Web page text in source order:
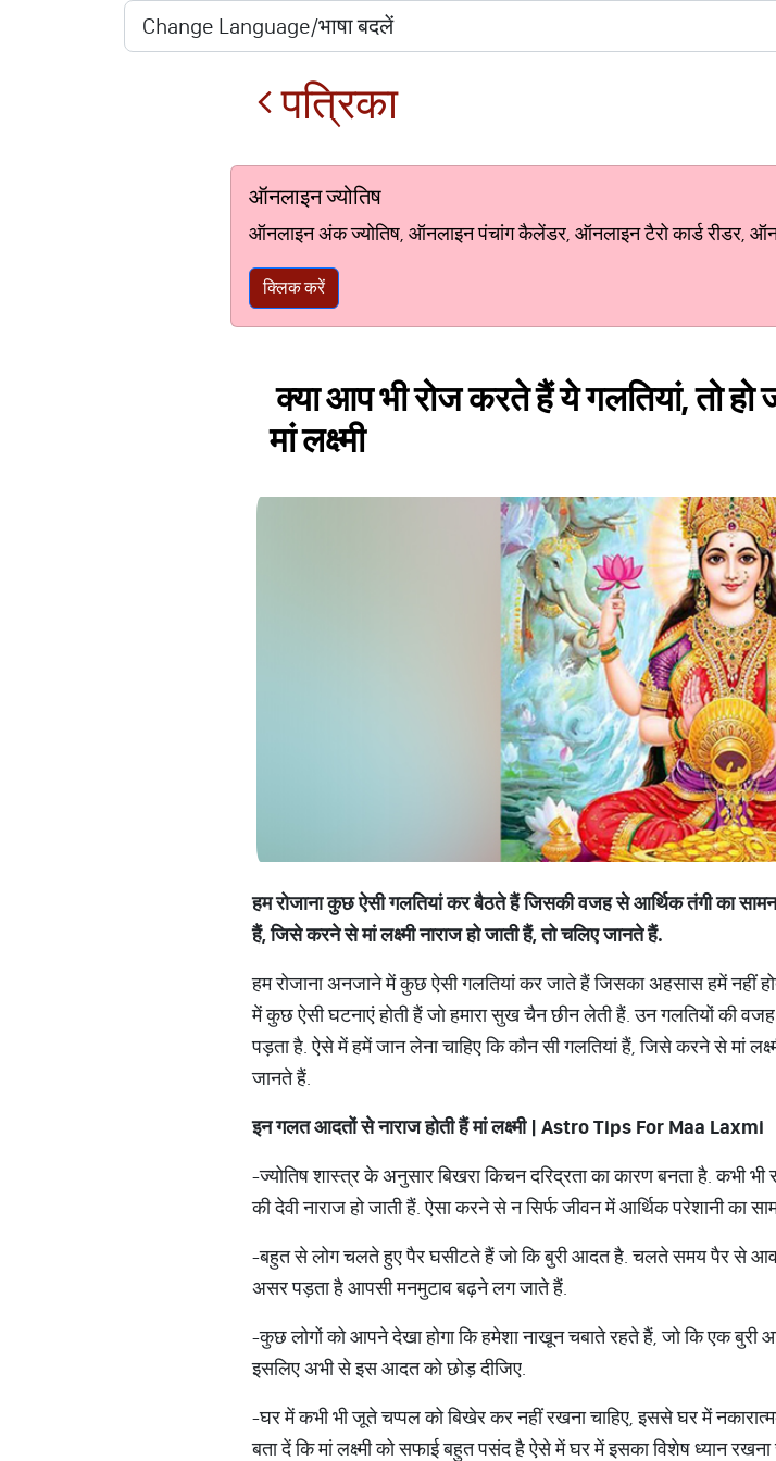
पत्रिका
ऑनलाइन ज्योतिष
ऑनलाइन अंक ज्योतिष, ऑनलाइन पंचांग कैलेंडर, ऑनलाइन टैरो कार्ड रीडर,
क्लिक करें
क्या आप भी रोज करते हैं ये गलतियां, तो हो
मां लक्ष्मी
हमरोजानाकुछऐसीगलतियांकरबैठतेहैंजिसकीवजहसेआर्थिकतंगीका
हैं,जिसेकरनेसेमांलक्ष्मीनाराजहोजातीहैं,तोचलिएजानतेहैं.
हम रोजाना अनजाने में कुछ ऐसी गलतियां कर जाते हैं जिसका अहसास हमें नहीं
में कुछ ऐसी घटनाएं होती हैं जो हमारा सुख चैन छीन लेती हैं. उन गलतियों की
पड़ता है. ऐसे में हमें जान लेना चाहिए कि कौन सी गलतियां हैं, जिसे करने से मां
जानते हैं.
इनगलतआदतोंसेनाराजहोतीहैंमांलक्ष्मी| Astro Tips For Maa Laxmi
-ज्योतिष शास्त्र के अनुसार बिखरा किचन दरिद्रता का कारण बनता है. कभी
की देवी नाराज हो जाती हैं. ऐसा करने से न सिर्फ जीवन में आर्थिक परेशानी का
-बहुत से लोग चलते हुए पैर घसीटते हैं जो कि बुरी आदत है. चलते समय पैर से
असर पड़ता है आपसी मनमुटाव बढ़ने लग जाते हैं.
-कुछ लोगों को आपने देखा होगा कि हमेशा नाखून चबाते रहते हैं, जो कि एक बुरी
इसलिए अभी से इस आदत को छोड़ दीजिए.
-घर में कभी भी जूते चप्पल को बिखेर कर नहीं रखना चाहिए, इससे घर में
बता दें कि मां लक्ष्मी को सफाई बहुत पसंद है ऐसे में घर में इसका विशेष ध्यान